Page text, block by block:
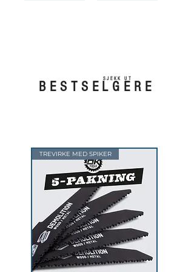
BESTSELGERE
SJEKK UT
TREVIRKE MED SPIKER